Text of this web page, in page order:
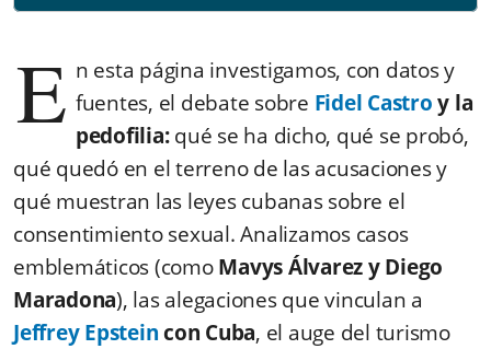
E n esta página investigamos, con datos y
fuentes, el debate sobre Fidel Castroy la
pedofilia:qué se ha dicho, qué se probó,
qué quedó en el terreno de las acusaciones y
qué muestran las leyes cubanas sobre el
consentimiento sexual. Analizamos casos
emblemáticos (comoMavys Álvarez y Diego
Maradona), las alegaciones que vinculan a
Jeffrey Epsteincon Cuba, el auge del turismo